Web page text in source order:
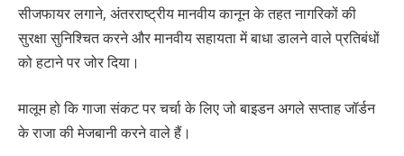
सीजफायर लगाने, अंतरराष्ट्रीय मानवीय कानून के तहत नागरिकों की
सुरक्षा सुनिश्चित करने और मानवीय सहायता में बाधा डालने वाले प्रतिबंधों
को हटाने पर जोर दिया।
मालूम हो कि गाजा संकट पर चर्चा के लिए जो बाइडन अगले सप्ताह जॉर्डन
के राजा की मेजबानी करने वाले हैं।